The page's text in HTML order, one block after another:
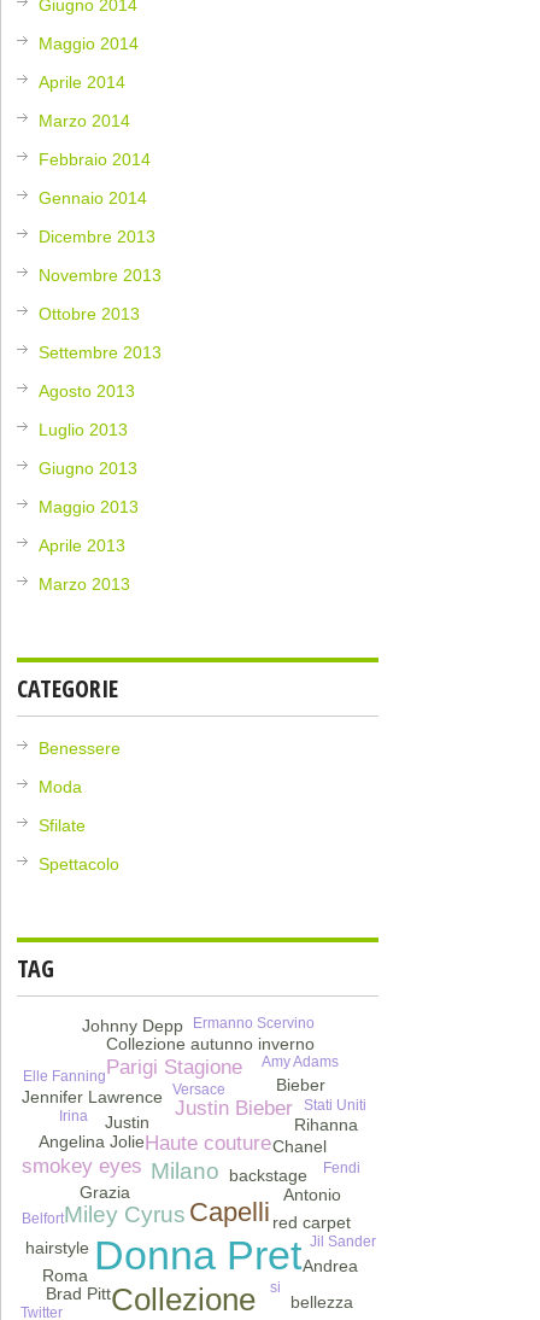
Giugno 2014
Maggio 2014
Aprile 2014
Marzo 2014
Febbraio 2014
Gennaio 2014
Dicembre 2013
Novembre 2013
Ottobre 2013
Settembre 2013
Agosto 2013
Luglio 2013
Giugno 2013
Maggio 2013
Aprile 2013
Marzo 2013
CATEGORIE
Benessere
Moda
Sfilate
Spettacolo
TAG
Donna Pret
Collezione
Capelli
Milano
Miley Cyrus
Haute couture
Justin Bieber
Parigi Stagione
smokey eyes backstage
red carpet
Justin
Antonio
bellezza
Chanel
Collezione autunno inverno
Jennifer Lawrence
Rihanna
Angelina Jolie
hairstyle
Andrea
Bieber
Brad Pitt
Grazia
Johnny Depp
Roma
Amy Adams
Belfort
Ermanno Scervino
Fendi
Jil Sander
si
Stati Uniti
Twitter
Elle Fanning
Irina
Versace